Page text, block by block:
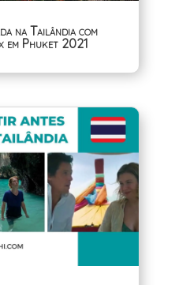
na Tailândia com
em Phuket 2021